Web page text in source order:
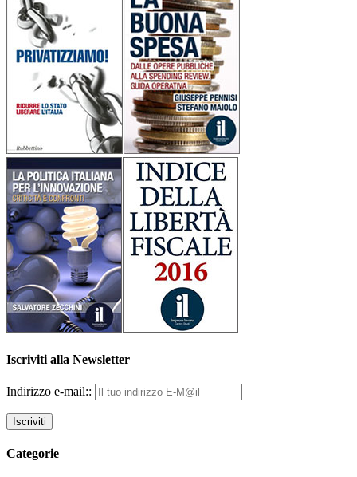
Iscriviti alla Newsletter
Indirizzo e-mail::
Categorie